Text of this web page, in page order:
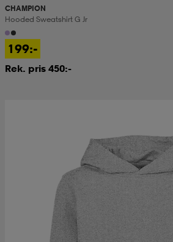
CHAMPION
Hooded Sweatshirt G Jr
199:-
Rek. pris 450:-